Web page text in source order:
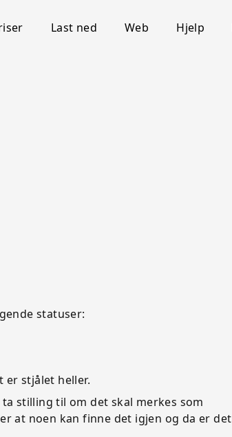
Last ned Web Hjelp
statuser:
er stjålet heller.
stilling til om det skal merkes som
at noen kan finne det igjen og da er det